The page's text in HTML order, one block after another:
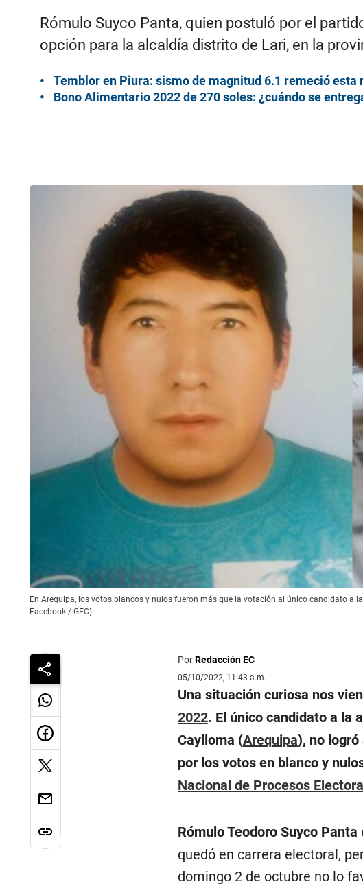
Rómulo Suyco Panta, quien postuló por el
opción para la alcaldía distrito de Lari, en la
Temblor en Piura: sismo de magnitud 6.1 remeció esta
Bono Alimentario 2022 de 270 soles: ¿cuándo se
En Arequipa, los votos blancos y nulos fueron más que la votación al único candidato a
Facebook / GEC)
PorRedacción EC
05/10/2022, 11:43 a.m.
Una situación curiosa nos
2022. El único candidato a la
Caylloma (Arequipa), no
por los votos en blanco y
Nacional de Procesos
Rómulo Teodoro Suyco Panta
quedó en carrera electoral,
domingo 2 de octubre no lo